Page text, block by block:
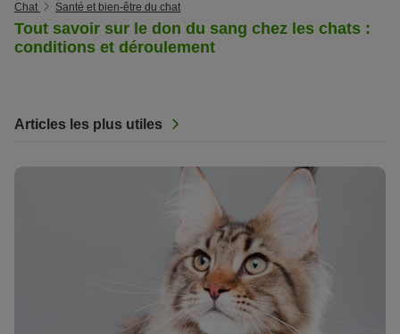
Chat Santé et bien-être du chat
Tout savoir sur le don du sang chez les chats :
conditions et déroulement
Articles les plus utiles